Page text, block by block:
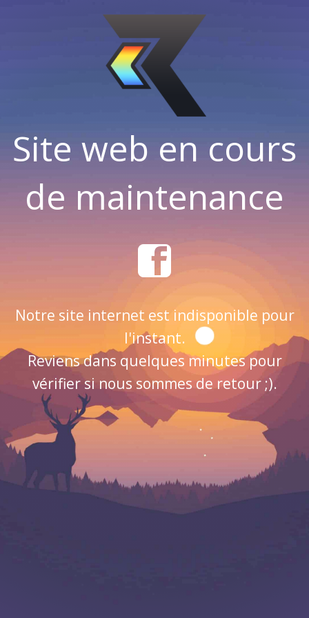
Site web en cours
de maintenance
Notre site internet est indisponible pour
l'instant.
Reviens dans quelques minutes pour
vérifier si nous sommes de retour ;).